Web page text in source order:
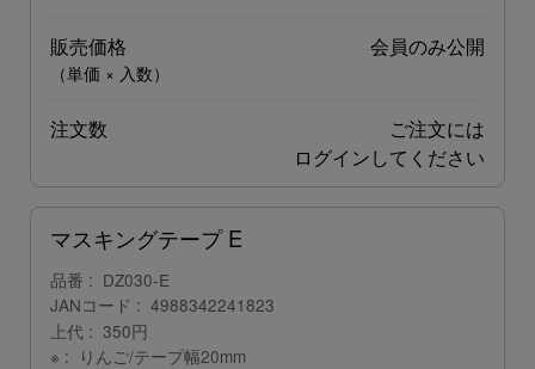
販売価格
（単価 × 入数）
会員のみ公開
注文数
ご注文には
ログインしてください
マスキングテープ E
品番
DZ030-E
JANコード
4988342241823
上代
350円
※
りんご/テープ幅20mm